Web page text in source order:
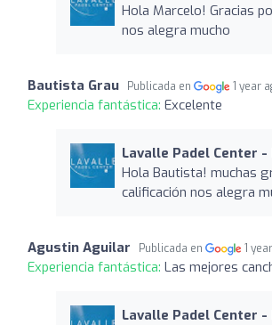
Hola Marcelo! Gracias
nos alegra mucho
Bautista Grau Publicada en 1 year
Experiencia fantástica: Excelente
Lavalle Padel Center -
Hola Bautista! muchas
calificación nos alegra
Agustin Aguilar Publicada en 1
Experiencia fantástica: Las mejores
Lavalle Padel Center -